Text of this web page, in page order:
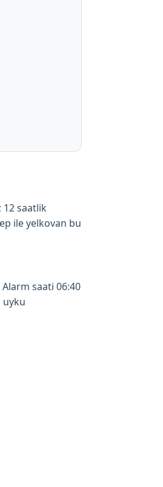
12 saatlik
ile yelkovan bu
saati 06:40
uyku